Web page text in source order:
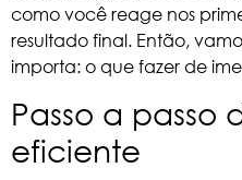
como você reage nos
resultado final. Então,
importa: o que fazer de
Passo a passo
eficiente